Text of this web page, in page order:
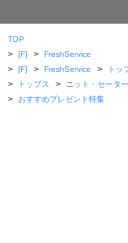
TOP
> [F] > FreshService
> [F] > FreshService > トッ
> トップス > ニット・セーター
> おすすめプレゼント特集